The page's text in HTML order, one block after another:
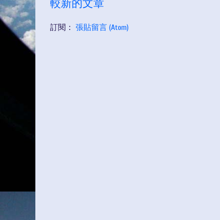
較新的文章
訂閱： 張貼留言 (Atom)